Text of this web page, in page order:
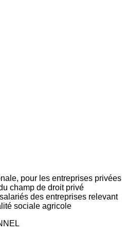
pour les entreprises privées
champ de droit privé
des entreprises relevant
sociale agricole